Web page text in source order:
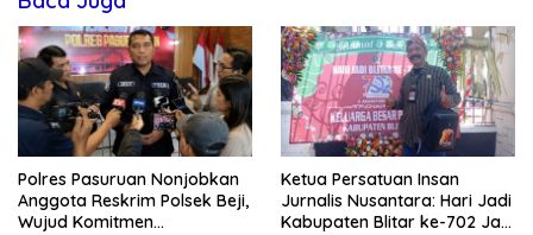
Polres Pasuruan Nonjobkan
Anggota Reskrim Polsek Beji,
Wujud Komitmen
Ketua Persatuan Insan
Jurnalis Nusantara: Hari Jadi
Kabupaten Blitar ke-702 Jadi